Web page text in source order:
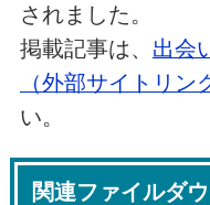
されました。
掲載記事は、 出会
（外部サイトリン
い。
関連ファイルダ